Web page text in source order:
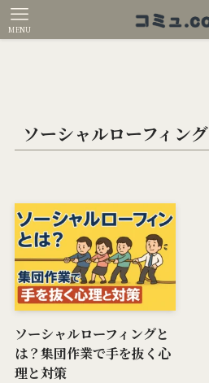
MENU
ソーシャルローフィング
ソーシャルローフィングと
は？集団作業で手を抜く心
理と対策